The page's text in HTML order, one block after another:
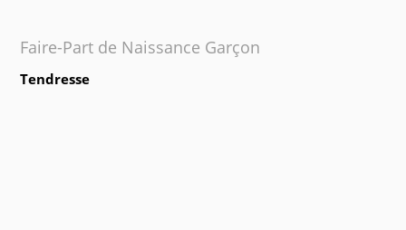
Faire-Part de Naissance Garçon
Tendresse